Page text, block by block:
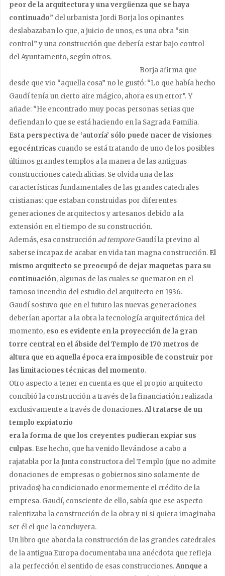
peor de la arquitectura y una vergüenza que se haya
continuado” del urbanista Jordi Borja los opinantes
deslabazaban lo que, a juicio de unos, es una obra “sin
control” y una construcción que debería estar bajo control
del Ayuntamento, según otros.
Borja afirma que
desde que vio “aquella cosa” no le gustó: “Lo que había hecho
Gaudí tenía un cierto aire mágico, ahora es un error”. Y
añade: “He encontrado muy pocas personas serias que
defiendan lo que se está haciendo en la Sagrada Familia.
Esta perspectiva de ‘autoría’ sólo puede nacer de visiones
egocéntricas cuando se está tratando de uno de los posibles
últimos grandes templos a la manera de las antiguas
construcciones catedralicias. Se olvida una de las
características fundamentales de las grandes catedrales
cristianas: que estaban construidas por diferentes
generaciones de arquitectos y artesanos debido a la
extensión en el tiempo de su construcción.
Además, esa construcciónad temporeGaudí la previno al
saberse incapaz de acabar en vida tan magna construcción. El
mismo arquitecto se preocupó de dejar maquetas para su
continuación, algunas de las cuales se quemaron en el
famoso incendio del estudio del arquitecto en 1936.
Gaudí sostuvo que en el futuro las nuevas generaciones
deberían aportar a la obra la tecnología arquitectónica del
momento, eso es evidente en la proyección de la gran
torre central en el ábside del Templo de 170 metros de
altura que en aquella época era imposible de construir por
las limitaciones técnicas del momento.
Otro aspecto a tener en cuenta es que el propio arquitecto
concibió la construcción a través de la financiación realizada
exclusivamente a través de donaciones.Al tratarse de un
templo expiatorio
era la forma de que los creyentes pudieran expiar sus
culpas. Ese hecho, que ha venido llevándose a cabo a
rajatabla por la Junta constructora del Templo (que no admite
donaciones de empresas o gobiernos sino solamente de
privados) ha condicionado enormemente el crédito de la
empresa. Gaudí, consciente de ello, sabía que ese aspecto
ralentizaba la construcción de la obra y ni si quiera imaginaba
ser él el que la concluyera.
Un libro que aborda la construcción de las grandes catedrales
de la antigua Europa documentaba una anécdota que refleja
a la perfección el sentido de esas construcciones.Aunque a